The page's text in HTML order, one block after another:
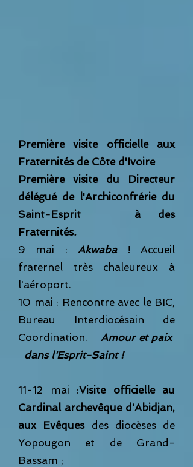
Première visite officielle aux
Fraternités de Côte d'Ivoire
Première visite du Directeur
délégué de l'Archiconfrérie du
Saint-Esprit à des
Fraternités.
9 mai :Akwaba !Accueil
fraternel très chaleureux à
l'aéroport.
10 mai : Rencontre avec le BIC,
Bureau Interdiocésain de
Coordination.
Amour et paix
dans l'Esprit-Saint !
11-12 mai :Visite officielle au
Cardinal archevêque d'Abidjan,
aux Evêques des diocèses de
Yopougon et de Grand-
Bassam ;